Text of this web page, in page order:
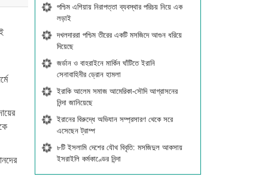
পশ্চিম এশিয়ায় নিরাপত্তা ব্যবস্থার পরিচয় নিয়ে এক
লড়াই
দখলদাররা পশ্চিম তীরের একটি মসজিদে আগুন ধরিয়ে
দিয়েছে
জর্ডান ও বাহরাইনে মার্কিন ঘাঁটিতে ইরানি
সেনাবাহিনীর ড্রোন হামলা
ইরাকি আলেম সমাজ আমেরিকা-সৌদি আগ্রাসনের
নিন্দা জানিয়েছে
ইরানের বিরুদ্ধে অভিযান সম্প্রসারণ থেকে সরে
এসেছেন ট্রাম্প
৮টি ইসলামি দেশের যৌথ বিবৃতি: মসজিদুল আকসায়
ইসরাইলি কর্মকাণ্ডের নিন্দা